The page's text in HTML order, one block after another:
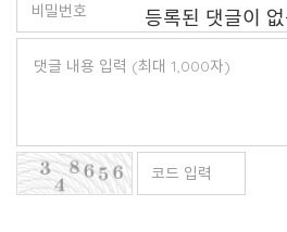
등록된 댓글이